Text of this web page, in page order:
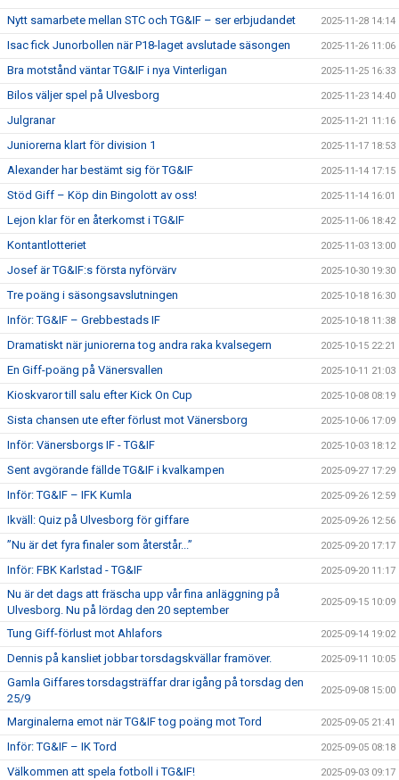
Nytt samarbete mellan STC och TG&IF – ser erbjudandet 2025-11-28 14:14
Isac fick Junorbollen när P18-laget avslutade säsongen 2025-11-26 11:06
Bra motstånd väntar TG&IF i nya Vinterligan 2025-11-25 16:33
Bilos väljer spel på Ulvesborg 2025-11-23 14:40
Julgranar 2025-11-21 11:16
Juniorerna klart för division 1 2025-11-17 18:53
Alexander har bestämt sig för TG&IF 2025-11-14 17:15
Stöd Giff – Köp din Bingolott av oss! 2025-11-14 16:01
Lejon klar för en återkomst i TG&IF 2025-11-06 18:42
Kontantlotteriet 2025-11-03 13:00
Josef är TG&IF:s första nyförvärv 2025-10-30 19:30
Tre poäng i säsongsavslutningen 2025-10-18 16:30
Inför: TG&IF – Grebbestads IF 2025-10-18 11:38
Dramatiskt när juniorerna tog andra raka kvalsegern 2025-10-15 22:21
En Giff-poäng på Vänersvallen 2025-10-11 21:03
Kioskvaror till salu efter Kick On Cup 2025-10-08 08:19
Sista chansen ute efter förlust mot Vänersborg 2025-10-06 17:09
Inför: Vänersborgs IF - TG&IF 2025-10-03 18:12
Sent avgörande fällde TG&IF i kvalkampen 2025-09-27 17:29
Inför: TG&IF – IFK Kumla 2025-09-26 12:59
Ikväll: Quiz på Ulvesborg för giffare 2025-09-26 12:56
”Nu är det fyra finaler som återstår...” 2025-09-20 17:17
Inför: FBK Karlstad - TG&IF 2025-09-20 11:17
Nu är det dags att fräscha upp vår fina anläggning på
Ulvesborg. Nu på lördag den 20 september
2025-09-15 10:09
Tung Giff-förlust mot Ahlafors 2025-09-14 19:02
Dennis på kansliet jobbar torsdagskvällar framöver. 2025-09-11 10:05
Gamla Giffares torsdagsträffar drar igång på torsdag den
25/9
2025-09-08 15:00
Marginalerna emot när TG&IF tog poäng mot Tord 2025-09-05 21:41
Inför: TG&IF – IK Tord 2025-09-05 08:18
Välkommen att spela fotboll i TG&IF! 2025-09-03 09:17